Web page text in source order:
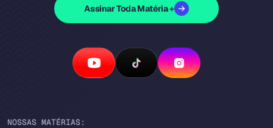
Assinar Toda Matéria +
NOSSAS MATÉRIAS: